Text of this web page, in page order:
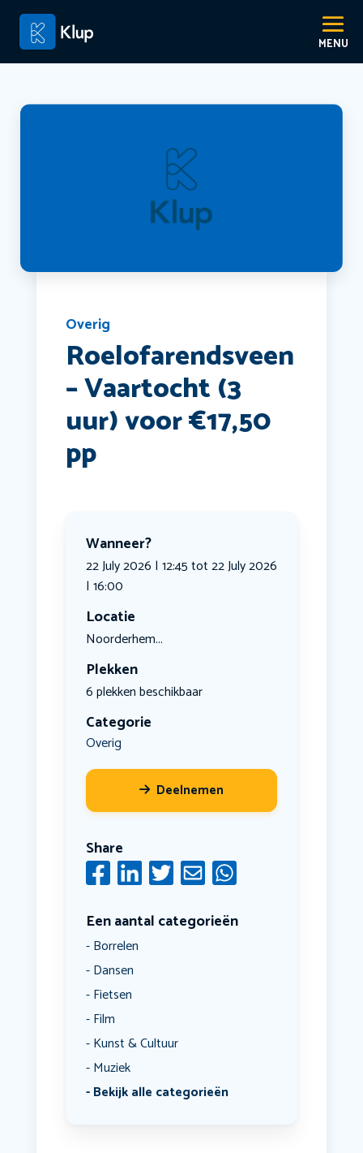
Overig
Roelofarendsveen
– Vaartocht (3
uur) voor €17,50
pp
Wanneer?
22 July 2026 | 12:45 tot 22 July 2026
| 16:00
Locatie
Noorderhem...
Plekken
6 plekken beschikbaar
Categorie
Overig
Deelnemen
Share
Een aantal categorieën
Borrelen
Dansen
Fietsen
Film
Kunst & Cultuur
Muziek
Bekijk alle categorieën